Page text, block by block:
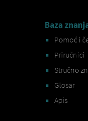
Baza
Pomoć i
Priručnici
Stručno
Glosar
Apis